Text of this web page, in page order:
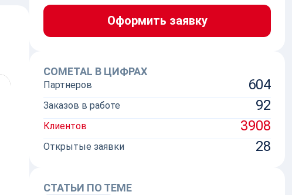
Оформить заявку
COMETAL В ЦИФРАХ
Партнеров 604
Заказов в работе 92
Клиентов 3908
Открытые заявки 28
СТАТЬИ ПО ТЕМЕ